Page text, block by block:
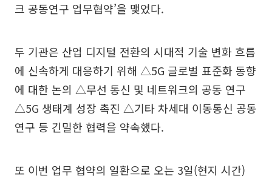
크 공동연구 업무협약’을 맺었다.
두 기관은 산업 디지털 전환의 시대적 기술 변화 흐름
에 신속하게 대응하기 위해 △5G 글로벌 표준화 동향
에 대한 논의 △무선 통신 및 네트워크의 공동 연구
△5G 생태계 성장 촉진 △기타 차세대 이동통신 공동
연구 등 긴밀한 협력을 약속했다.
또 이번 업무 협약의 일환으로 오는 3일(현지 시간)